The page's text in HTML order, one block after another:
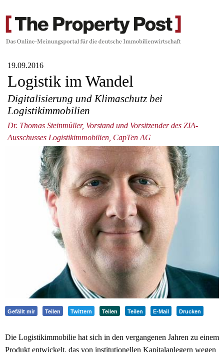
19.09.2016
Logistik im Wandel
Digitalisierung und Klimaschutz bei
Logistikimmobilien
Dr. Thomas Steinmüller, Vorstand und Vorsitzender des ZIA-
Ausschusses Logistikimmobilien, CapTen AG
Gefällt mir Teilen Twittern Teilen Teilen E-Mail Drucken
Die Logistikimmobilie hat sich in den vergangenen Jahren zu einem
Produkt entwickelt, das von institutionellen Kapitalanlegern wegen